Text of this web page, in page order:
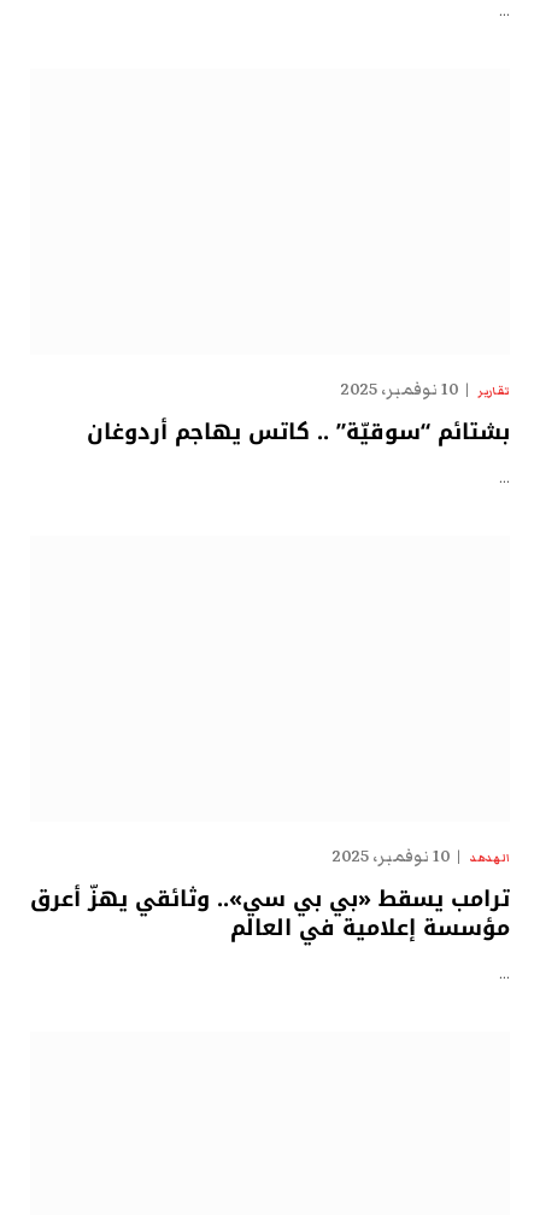
…
تقارير 10 نوفمبر، 2025
بشتائم “سوقيّة” .. كاتس يهاجم أردوغان
…
الهدهد 10 نوفمبر، 2025
ترامب يسقط «بي بي سي».. وثائقي يهزّ أعرق
مؤسسة إعلامية في العالم
…